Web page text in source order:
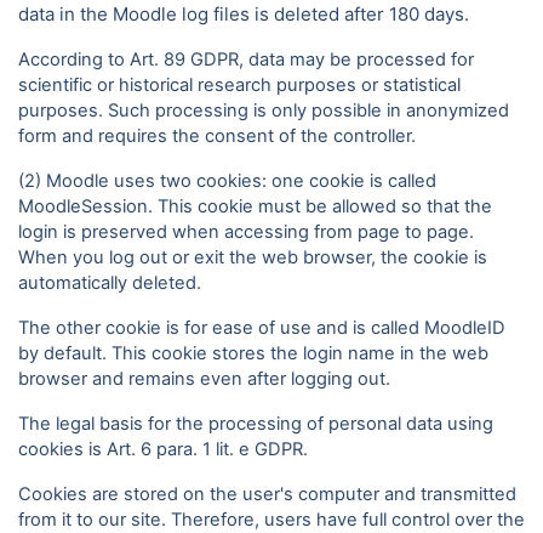
data in the Moodle log files is deleted after 180 days.
According to Art. 89 GDPR, data may be processed for
scientific or historical research purposes or statistical
purposes. Such processing is only possible in anonymized
form and requires the consent of the controller.
(2) Moodle uses two cookies: one cookie is called
MoodleSession. This cookie must be allowed so that the
login is preserved when accessing from page to page.
When you log out or exit the web browser, the cookie is
automatically deleted.
The other cookie is for ease of use and is called MoodleID
by default. This cookie stores the login name in the web
browser and remains even after logging out.
The legal basis for the processing of personal data using
cookies is Art. 6 para. 1 lit. e GDPR.
Cookies are stored on the user's computer and transmitted
from it to our site. Therefore, users have full control over the